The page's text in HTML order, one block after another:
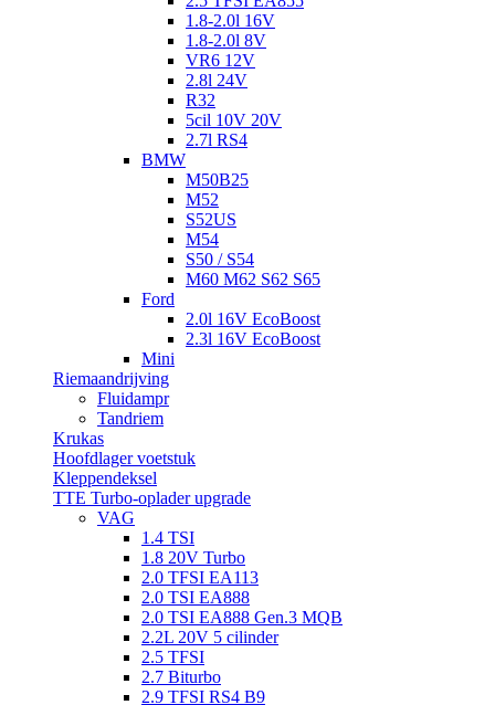
1.8-2.0l 16V
1.8-2.0l 8V
VR6 12V
2.8l 24V
R32
5cil 10V 20V
2.7l RS4
BMW
M50B25
M52
S52US
M54
S50 / S54
M60 M62 S62 S65
Ford
2.0l 16V EcoBoost
2.3l 16V EcoBoost
Mini
Riemaandrijving
Fluidampr
Tandriem
Krukas
Hoofdlager voetstuk
Kleppendeksel
TTE Turbo-oplader upgrade
VAG
1.4 TSI
1.8 20V Turbo
2.0 TFSI EA113
2.0 TSI EA888
2.0 TSI EA888 Gen.3 MQB
2.2L 20V 5 cilinder
2.5 TFSI
2.7 Biturbo
2.9 TFSI RS4 B9